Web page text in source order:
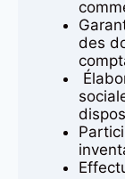
des